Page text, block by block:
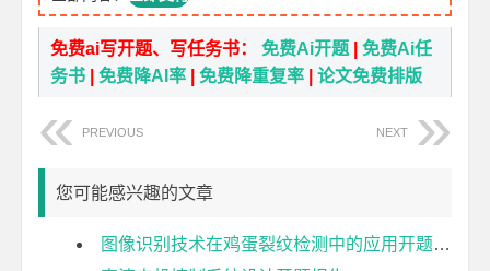
免费ai写开题、写任务书：免费Ai开题 |免费Ai任
务书 |免费降AI率 |免费降重复率 |论文免费排版
PREVIOUS NEXT
您可能感兴趣的文章
图像识别技术在鸡蛋裂纹检测中的应用开题报告